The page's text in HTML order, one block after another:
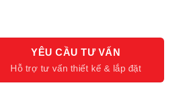
YÊU CẦU TƯ VẤN